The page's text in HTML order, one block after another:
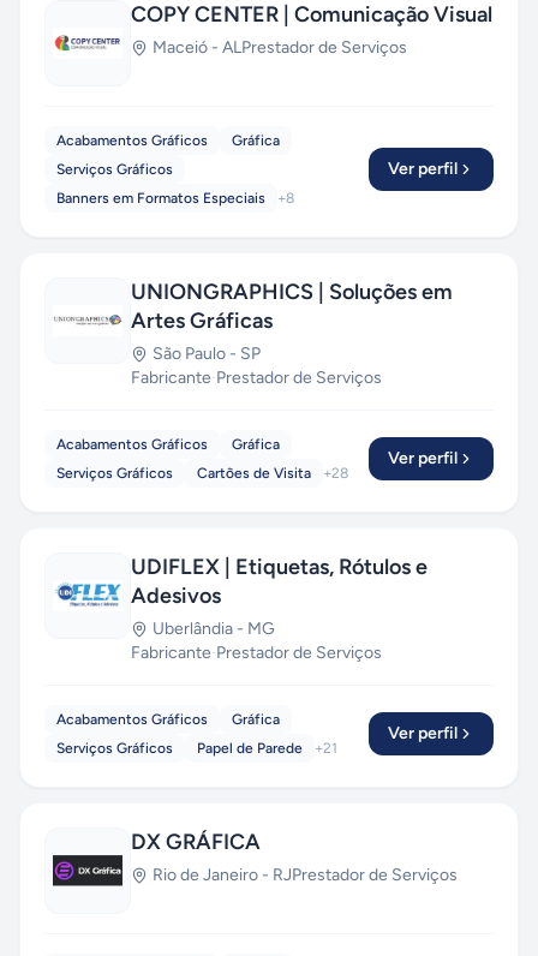
COPY CENTER | Comunicação Visual
Maceió - ALPrestador de Serviços
Acabamentos Gráficos
Gráfica
Serviços Gráficos
Banners em Formatos Especiais
+8
Ver perfil
UNIONGRAPHICS | Soluções em
Artes Gráficas
São Paulo - SP
Fabricante·Prestador de Serviços
Acabamentos Gráficos
Gráfica
Serviços Gráficos
Cartões de Visita +28
Ver perfil
UDIFLEX | Etiquetas, Rótulos e
Adesivos
Uberlândia - MG
Fabricante·Prestador de Serviços
Acabamentos Gráficos
Gráfica
Serviços Gráficos
Papel de Parede +21
Ver perfil
DX GRÁFICA
Rio de Janeiro - RJPrestador de Serviços